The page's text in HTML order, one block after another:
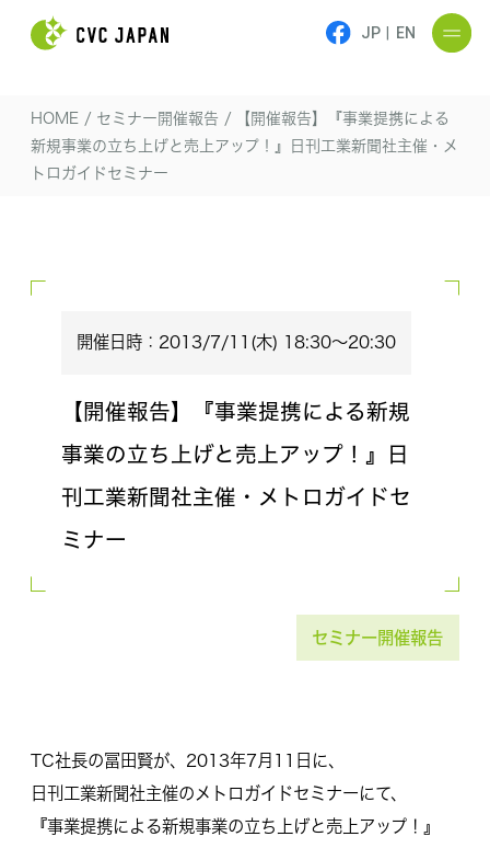
JP EN
HOME / セミナー開催報告 /
【開催報告】『事業提携による
新規事業の立ち上げと売上アップ！』日刊工業新聞社主催・メ
トロガイドセミナー
開催日時：2013/7/11(木) 18:30～20:30
【開催報告】『事業提携による新規
事業の立ち上げと売上アップ！』日
刊工業新聞社主催・メトロガイドセ
ミナー
セミナー開催報告
TC社長の冨田賢が、2013年7月11日に、
日刊工業新聞社主催のメトロガイドセミナーにて、
『事業提携による新規事業の立ち上げと売上アップ！』